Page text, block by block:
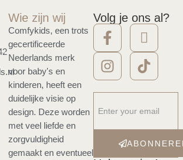
Wie zijn wij
Comfykids, een trots
gecertificeerde
Nederlands merk
voor baby's en
kinderen, heeft een
duidelijke visie op
design. Deze worden
met veel liefde en
zorgvuldigheid
gemaakt en eventueel
Volg je ons al?